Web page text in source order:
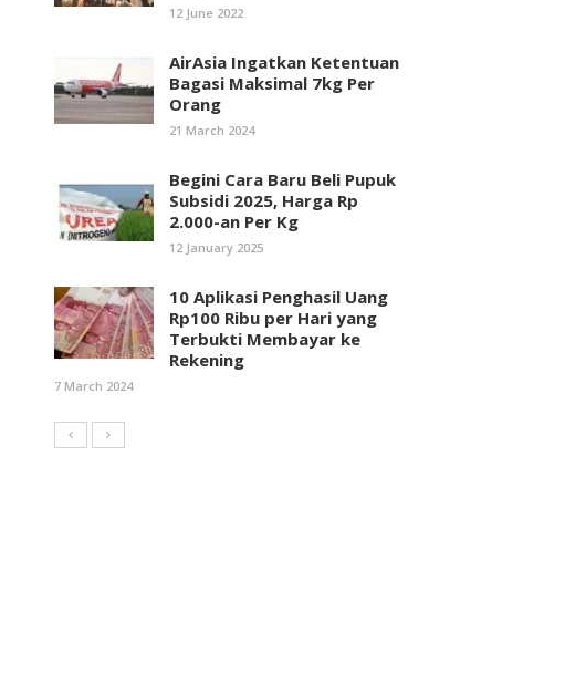
12 June 2022
AirAsia Ingatkan Ketentuan
Bagasi Maksimal 7kg Per
Orang
21 March 2024
Begini Cara Baru Beli Pupuk
Subsidi 2025, Harga Rp
2.000-an Per Kg
12 January 2025
10 Aplikasi Penghasil Uang
Rp100 Ribu per Hari yang
Terbukti Membayar ke
Rekening
7 March 2024